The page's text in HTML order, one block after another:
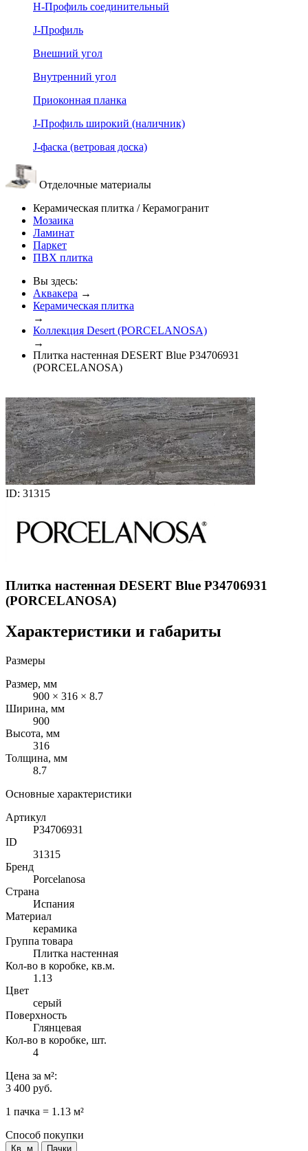
Н-Профиль соединительный
J-Профиль
Внешний угол
Внутренний угол
Приоконная планка
J-Профиль широкий (наличник)
J-фаска (ветровая доска)
Отделочные материалы
Керамическая плитка / Керамогранит
Мозаика
Ламинат
Паркет
ПВХ плитка
Вы здесь:
Аквакера →
Керамическая плитка
→
Коллекция Desert (PORCELANOSA)
→
Плитка настенная DESERT Blue P34706931
(PORCELANOSA)
ID: 31315
Плитка настенная DESERT Blue P34706931
(PORCELANOSA)
Характеристики и габариты
Размеры
Размер, мм
900 × 316 × 8.7
Ширина, мм
900
Высота, мм
316
Толщина, мм
8.7
Основные характеристики
Артикул
P34706931
ID
31315
Бренд
Porcelanosa
Страна
Испания
Материал
керамика
Группа товара
Плитка настенная
Кол-во в коробке, кв.м.
1.13
Цвет
серый
Поверхность
Глянцевая
Кол-во в коробке, шт.
4
Цена за м²:
3 400 руб.
1 пачка = 1.13 м²
Способ покупки
Кв. м Пачки